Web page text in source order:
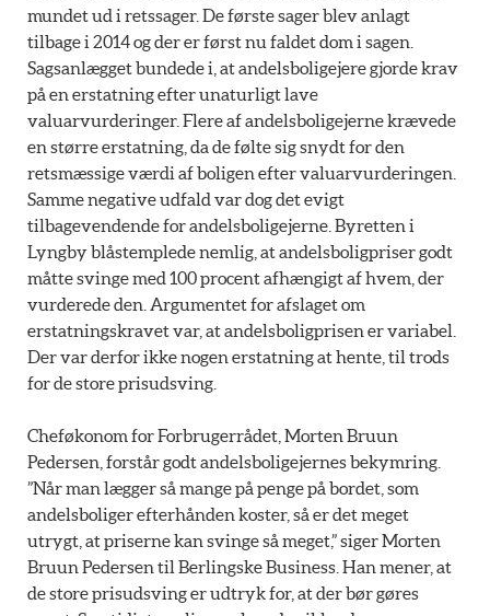
mundet ud i retssager. De første sager blev anlagt
tilbage i 2014 og der er først nu faldet dom i sagen.
Sagsanlægget bundede i, at andelsboligejere gjorde krav
på en erstatning efter unaturligt lave
valuarvurderinger. Flere af andelsboligejerne krævede
en større erstatning, da de følte sig snydt for den
retsmæssige værdi af boligen efter valuarvurderingen.
Samme negative udfald var dog det evigt
tilbagevendende for andelsboligejerne. Byretten i
Lyngby blåstemplede nemlig, at andelsboligpriser godt
måtte svinge med 100 procent afhængigt af hvem, der
vurderede den. Argumentet for afslaget om
erstatningskravet var, at andelsboligprisen er variabel.
Der var derfor ikke nogen erstatning at hente, til trods
for de store prisudsving.
Cheføkonom for Forbrugerrådet, Morten Bruun
Pedersen, forstår godt andelsboligejernes bekymring.
”Når man lægger så mange på penge på bordet, som
andelsboliger efterhånden koster, så er det meget
utrygt, at priserne kan svinge så meget,” siger Morten
Bruun Pedersen til Berlingske Business. Han mener, at
de store prisudsving er udtryk for, at der bør gøres